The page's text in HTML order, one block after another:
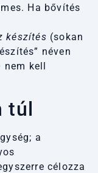
Ha bővítés
készítés (sokan
néven
kell
túl
a
célozza